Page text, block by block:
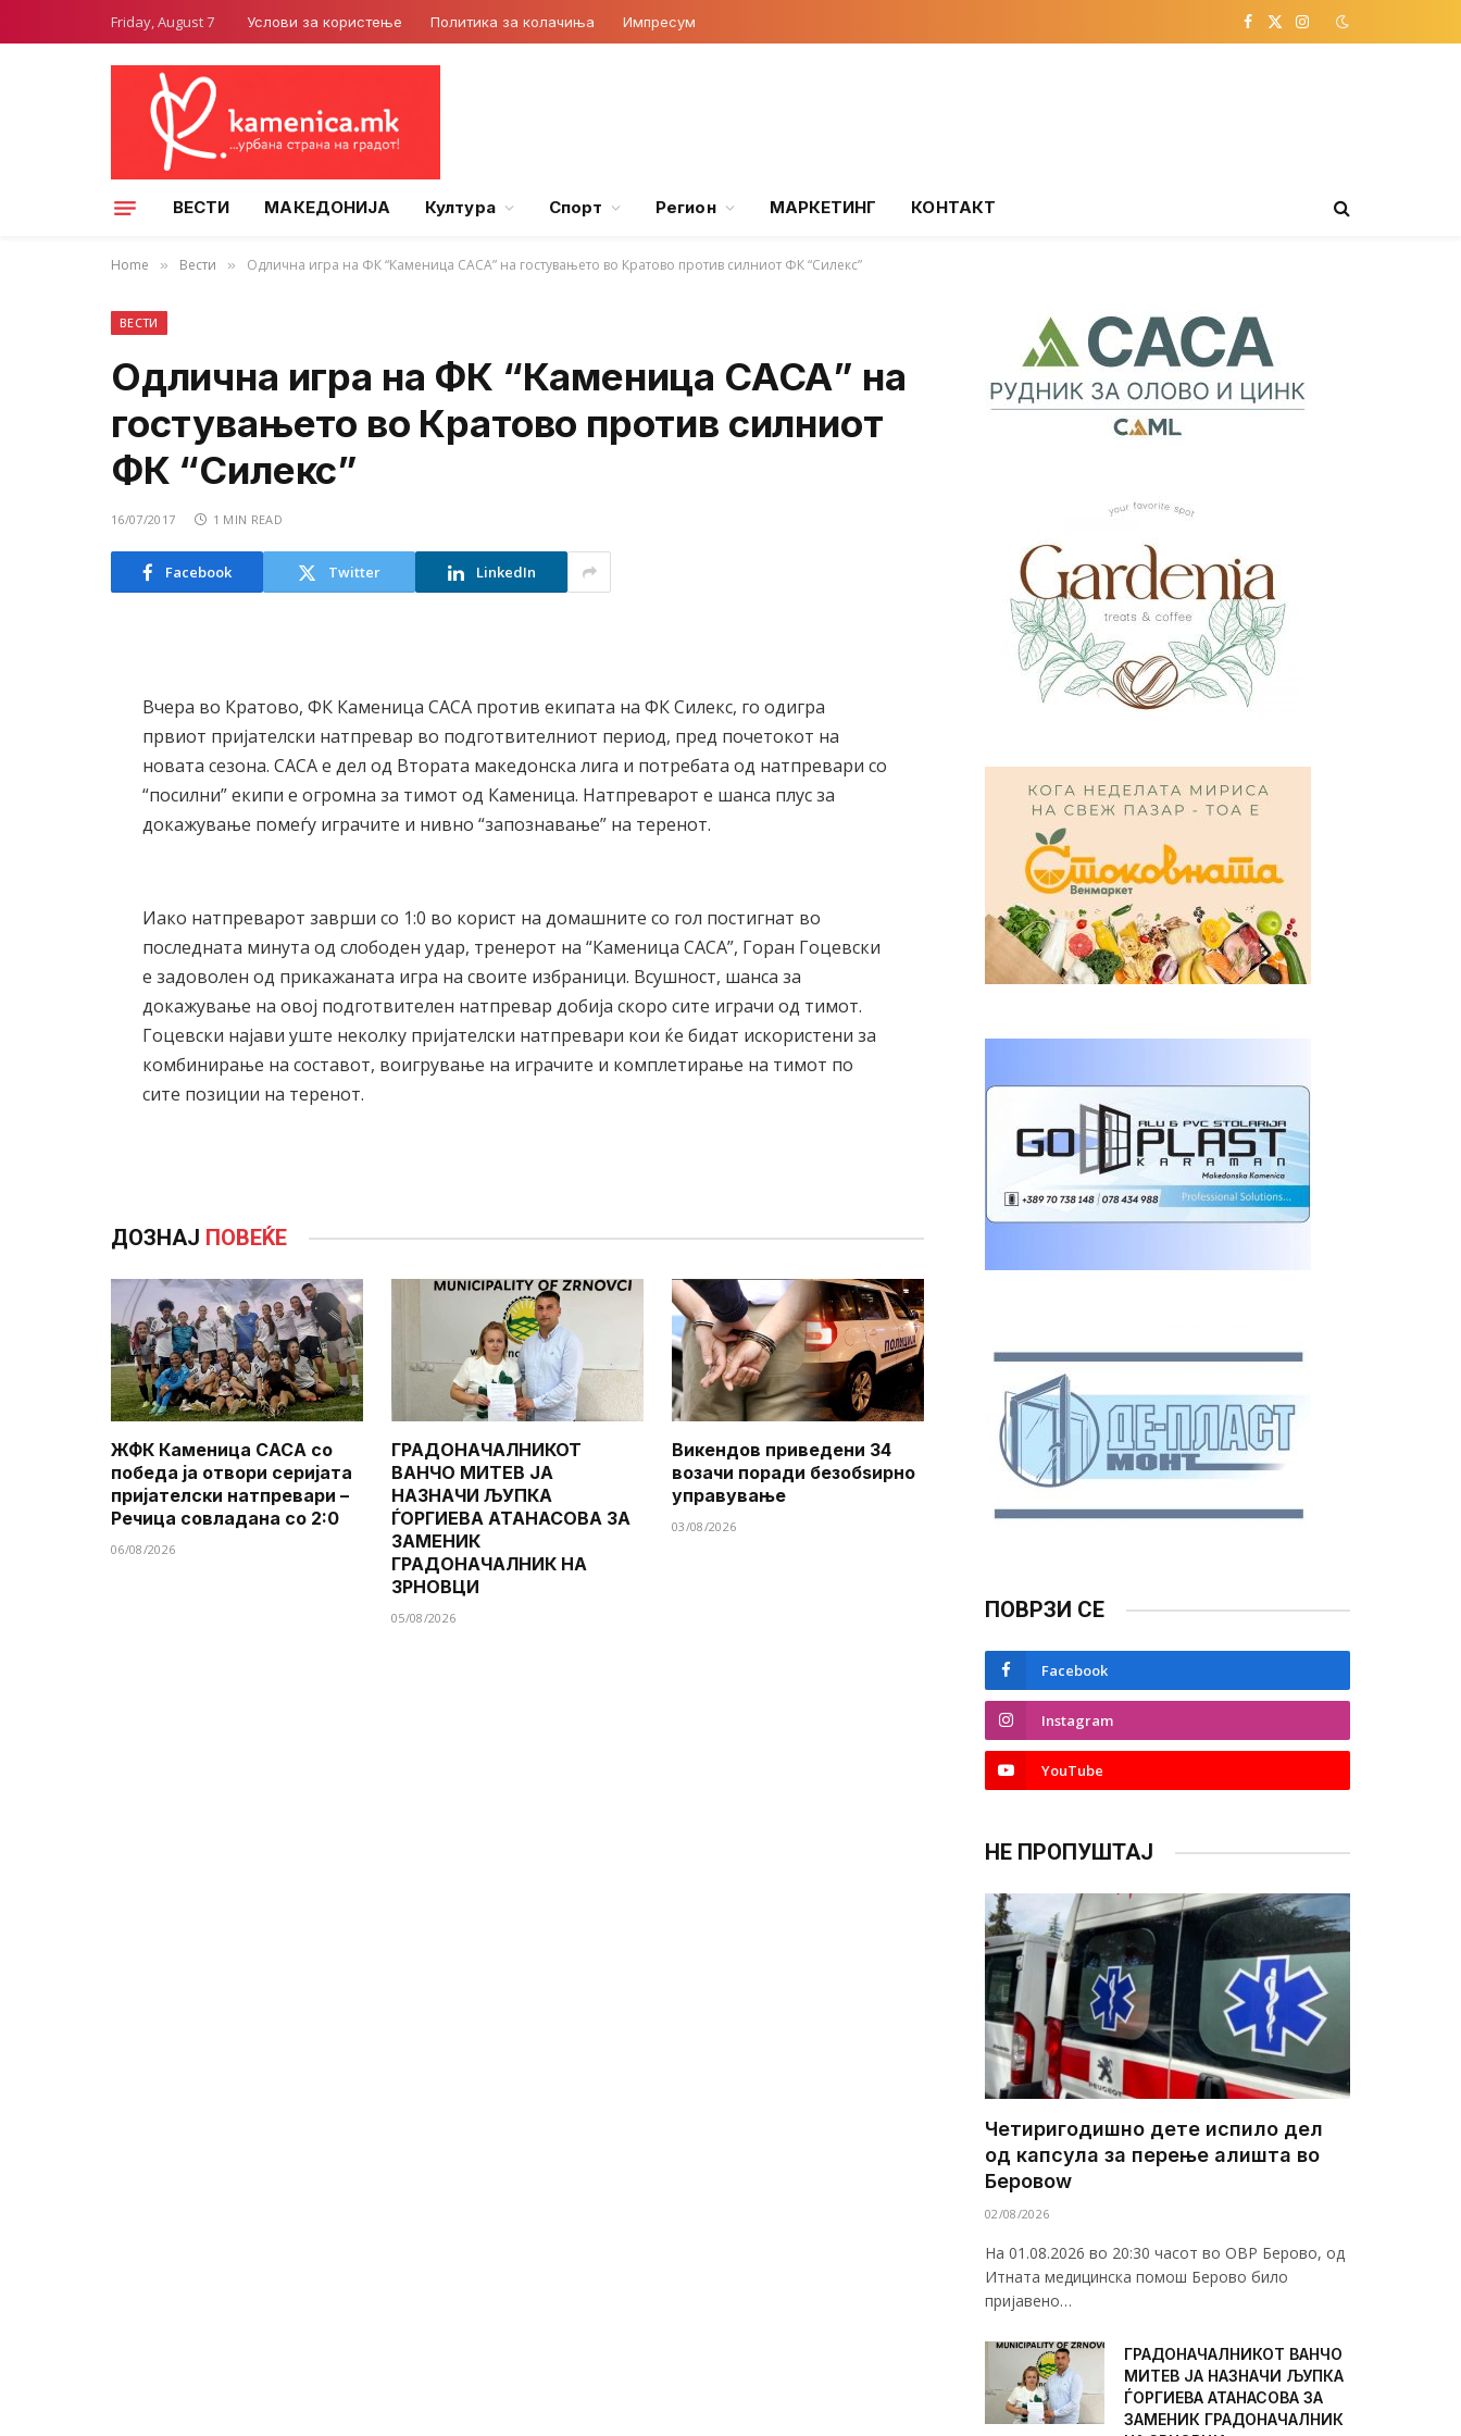
Friday, August 7 Услови за користење Политика за колачиња Импресум Facebook
X
Instagram
ВЕСТИ МАКЕДОНИЈА Култура Спорт Регион МАРКЕТИНГ КОНТАКТ
Home » Вести » Одлична игра на ФК “Каменица САСА” на гостувањето во Кратово против силниот ФК “Силекс”
ВЕСТИ
Одлична игра на ФК “Каменица САСА” на
гостувањето во Кратово против силниот
ФК “Силекс”
16/07/2017 1 MIN READ
Facebook Twitter LinkedIn
Вчера во Кратово, ФК Каменица САСА против екипата на ФК Силекс, го одигра
првиот пријателски натпревар во подготвителниот период, пред почетокот на
новата сезона. САСА е дел од Втората македонска лига и потребата од натпревари со
“посилни” екипи е огромна за тимот од Каменица. Натпреварот е шанса плус за
докажување помеѓу играчите и нивно “запознавање” на теренот.
Иако натпреварот заврши со 1:0 во корист на домашните со гол постигнат во
последната минута од слободен удар, тренерот на “Каменица САСА”, Горан Гоцевски
е задоволен од прикажаната игра на своите избраници. Всушност, шанса за
докажување на овој подготвителен натпревар добија скоро сите играчи од тимот.
Гоцевски најави уште неколку пријателски натпревари кои ќе бидат искористени за
комбинирање на составот, воигрување на играчите и комплетирање на тимот по
сите позиции на теренот.
ДОЗНАЈ ПОВЕЌЕ
ЖФК Каменица САСА со
победа ја отвори серијата
пријателски натпревари –
Речица совладана со 2:0
06/08/2026
ГРАДОНАЧАЛНИКОТ
ВАНЧО МИТЕВ ЈА
НАЗНАЧИ ЉУПКА
ЃОРГИЕВА АТАНАСОВА ЗА
ЗАМЕНИК
ГРАДОНАЧАЛНИК НА
ЗРНОВЦИ
05/08/2026
Викендов приведени 34
возачи поради безобѕирно
управување
03/08/2026
ПОВРЗИ СЕ
Facebook
Instagram
YouTube
НЕ ПРОПУШТАЈ
Четиригодишно дете испило дел
од капсула за перење алишта во
Беровоw
02/08/2026
На 01.08.2026 во 20:30 часот во ОВР Берово, од
Итната медицинска помош Берово било
пријавено…
ГРАДОНАЧАЛНИКОТ ВАНЧО
МИТЕВ ЈА НАЗНАЧИ ЉУПКА
ЃОРГИЕВА АТАНАСОВА ЗА
ЗАМЕНИК ГРАДОНАЧАЛНИК